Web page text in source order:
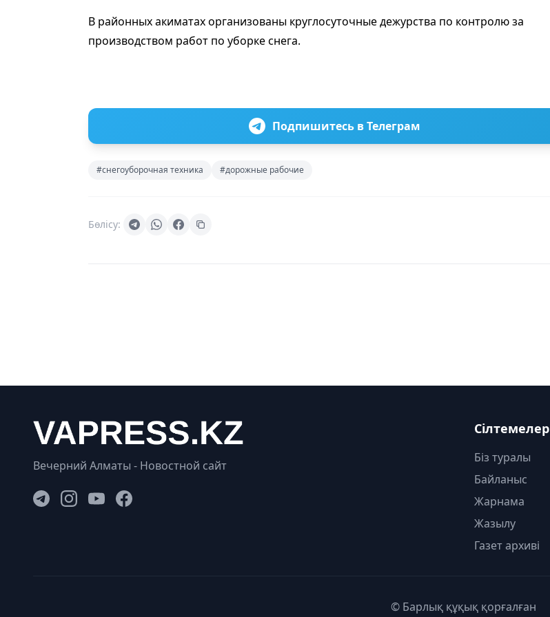
В районных акиматах организованы круглосуточные дежурства по контролю за
производством работ по уборке снега.
Подпишитесь в Телеграм
#снегоуборочная техника #дорожные рабочие
Бөлісу:
Вечерний Алматы - Новостной сайт
Сілтемелер
Біз туралы
Байланыс
Жарнама
Жазылу
Газет архиві
© Барлық құқық қорғалған